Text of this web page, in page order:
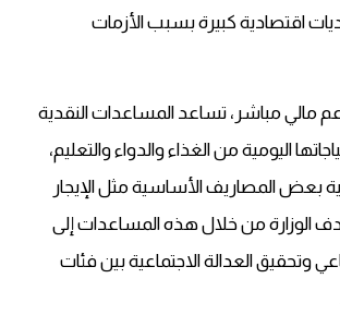
اقتصادية كبيرة بسبب الأزمات
مالي مباشر، تساعد المساعدات النقدية
اليومية من الغذاء والدواء والتعليم،
بعض المصاريف الأساسية مثل الإيجار
الوزارة من خلال هذه المساعدات إلى
وتحقيق العدالة الاجتماعية بين فئات